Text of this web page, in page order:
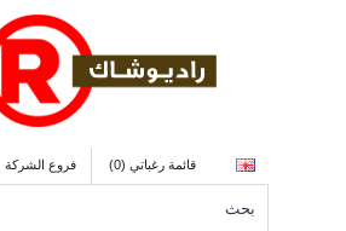
قائمة رغباتي (0) فروع الشركة